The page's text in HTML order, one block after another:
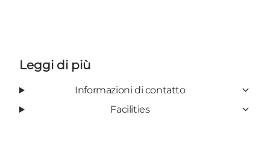
Leggi di più
Informazioni di contatto
Facilities